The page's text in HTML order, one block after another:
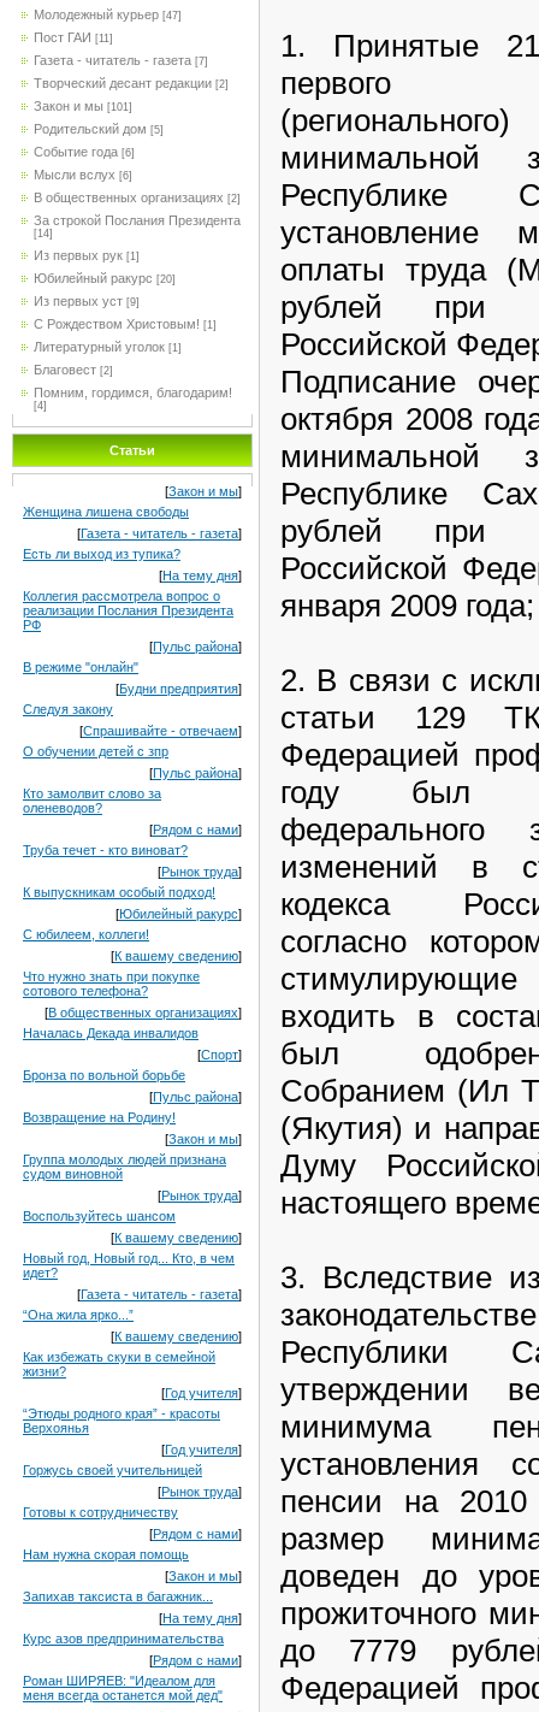
Молодежный курьер [47]
Пост ГАИ [11]
Газета - читатель - газета [7]
Творческий десант редакции [2]
Закон и мы [101]
Родительский дом [5]
Событие года [6]
Мысли вслух [6]
В общественных организациях [2]
За строкой Послания Президента
[14]
Из первых рук [1]
Юбилейный ракурс [20]
Из первых уст [9]
С Рождеством Христовым! [1]
Литературный уголок [1]
Благовест [2]
Помним, гордимся, благодарим!
[4]
Статьи
[Закон и мы]
Женщина лишена свободы
[Газета - читатель - газета]
Есть ли выход из тупика?
[На тему дня]
Коллегия рассмотрела вопрос о
реализации Послания Президента
РФ
[Пульс района]
В режиме "онлайн"
[Будни предприятия]
Следуя закону
[Спрашивайте - отвечаем]
О обучении детей с зпр
[Пульс района]
Кто замолвит слово за
оленеводов?
[Рядом с нами]
Труба течет - кто виноват?
[Рынок труда]
К выпускникам особый подход!
[Юбилейный ракурс]
С юбилеем, коллеги!
[К вашему сведению]
Что нужно знать при покупке
сотового телефона?
[В общественных организациях]
Началась Декада инвалидов
[Спорт]
Бронза по вольной борьбе
[Пульс района]
Возвращение на Родину!
[Закон и мы]
Группа молодых людей признана
судом виновной
[Рынок труда]
Воспользуйтесь шансом
[К вашему сведению]
Новый год, Новый год... Кто, в чем
идет?
[Газета - читатель - газета]
“Она жила ярко...”
[К вашему сведению]
Как избежать скуки в семейной
жизни?
[Год учителя]
“Этюды родного края” - красоты
Верхоянья
[Год учителя]
Горжусь своей учительницей
[Рынок труда]
Готовы к сотрудничеству
[Рядом с нами]
Нам нужна скорая помощь
[Закон и мы]
Запихав таксиста в багажник...
[На тему дня]
Курс азов предпринимательства
[Рядом с нами]
Роман ШИРЯЕВ: "Идеалом для
меня всегда останется мой дед"
1. Принятые
первого
минимальной
установление
оплаты труда
рублей при
Российской
Подписание
октября 2008
минимальной
Республике
рублей при
Российской
января 2009 года;
2. В связи с
статьи 129
Федерацией
году был
изменений в
кодекса
согласно
входить в
был одобрен
Собранием (Ил
(Якутия) и
Думу
настоящего
3. Вследствие
Республики
утверждении
минимума
установления
пенсии на
размер
доведен до
прожиточного
до 7779
Федерацией